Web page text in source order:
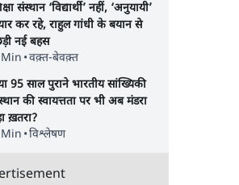
निवेशकों को
सरकार ने बॉन्ड
संस्थान ‘विद्यार्थी’ नहीं, ‘अनुयायी’
कर रहे, राहुल गांधी के बयान से
नई बहस
•वक़्त-बेवक़्त
95 साल पुराने भारतीय सांख्यिकी
की स्वायत्तता पर भी अब मंडरा
ख़तरा?
•विश्लेषण